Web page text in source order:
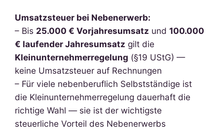
Umsatzsteuer bei Nebenerwerb:
– Bis 25.000 € Vorjahresumsatz und 100.000
€ laufender Jahresumsatz gilt die
Kleinunternehmerregelung (§19 UStG) —
keine Umsatzsteuer auf Rechnungen
– Für viele nebenberuflich Selbstständige ist
die Kleinunternehmerregelung dauerhaft die
richtige Wahl — sie ist der wichtigste
steuerliche Vorteil des Nebenerwerbs